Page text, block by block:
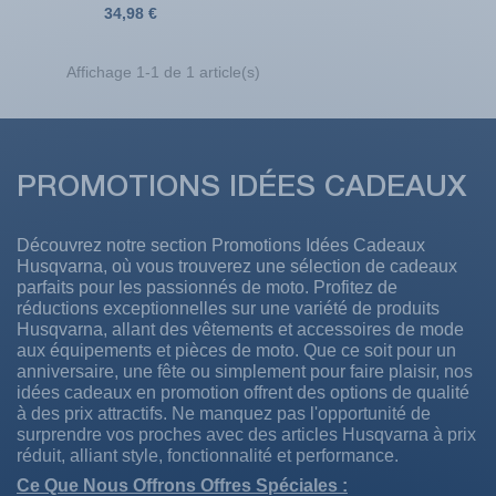
34,98 €
Affichage 1-1 de 1 article(s)
PROMOTIONS IDÉES CADEAUX
Découvrez notre section Promotions Idées Cadeaux
Husqvarna, où vous trouverez une sélection de cadeaux
parfaits pour les passionnés de moto. Profitez de
réductions exceptionnelles sur une variété de produits
Husqvarna, allant des vêtements et accessoires de mode
aux équipements et pièces de moto. Que ce soit pour un
anniversaire, une fête ou simplement pour faire plaisir, nos
idées cadeaux en promotion offrent des options de qualité
à des prix attractifs. Ne manquez pas l'opportunité de
surprendre vos proches avec des articles Husqvarna à prix
réduit, alliant style, fonctionnalité et performance.
Ce Que Nous Offrons Offres Spéciales :